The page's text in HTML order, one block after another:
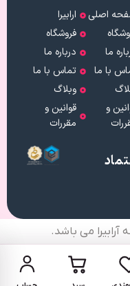
اصلی
ما
با ما
و
ارابیرا
فروشگاه
درباره ما
تماس با ما
وبلاگ
قوانین و
مقررات
می باشد.